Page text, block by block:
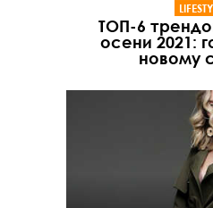
ТОП-6
осени 2021:
новому